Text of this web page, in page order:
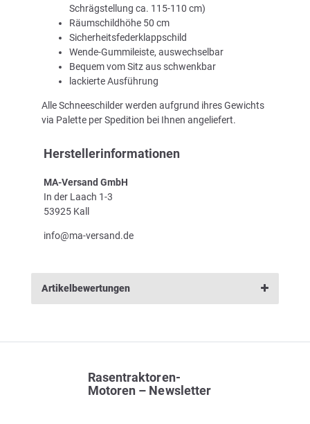
Schrägstellung ca. 115-110 cm)
Räumschildhöhe 50 cm
Sicherheitsfederklappschild
Wende-Gummileiste, auswechselbar
Bequem vom Sitz aus schwenkbar
lackierte Ausführung
Alle Schneeschilder werden aufgrund ihres Gewichts
via Palette per Spedition bei Ihnen angeliefert.
Herstellerinformationen
MA-Versand GmbH
In der Laach 1-3
53925 Kall
info@ma-versand.de
Artikelbewertungen
Rasentraktoren-
Motoren – Newsletter